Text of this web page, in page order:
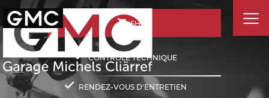
SHOP
CONTRÔLE TECHNIQUE
RENDEZ-VOUS D'ENTRETIEN